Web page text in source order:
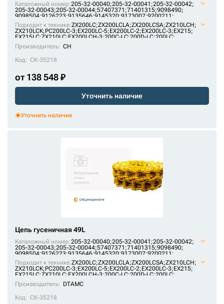
Каталожный номер:205-32-00040;205-32-00041;205-32-00042;
205-32-00043;205-32-00044;57407371;71401315;9098490;
9098504;9126223;9135646;9145320;9173007;9200211;
AT214386;
E1569801M00049;F2242367;H2542312;JRA0417;
KM1170/49;KM64/49;P2242367F;P2542312H;SI718/49;
U10246/49;VE15690849;VKM1170/49HDV;X2442345;ZKI2242367
Подходит к технике:ZX200LC;ZX200LCLA;ZX200LCSA;ZX210LCH;
ZX210LCK;PC200LC-3;EX200LC-5;EX200LC-2;EX200LC-3;EX215;
EX215LC;ZX210LC;EX200LCH-3;200C-LC;200D-LC;200LC;
PC180LLC-3
MS230LC-3
Производитель: CH
Код: СК-35218
от 138 548 ₽
Уточнить наличие
Уточнить наличие
Цепь гусеничная 49L
Каталожный номер:205-32-00040;205-32-00041;205-32-00042;
205-32-00043;205-32-00044;57407371;71401315;9098490;
9098504;9126223;9135646;9145320;9173007;9200211;
AT214386;
E1569801M00049;F2242367;H2542312;JRA0417;
KM1170/49;KM64/49;P2242367F;P2542312H;SI718/49;
U10246/49;VE15690849;VKM1170/49HDV;X2442345;ZKI2242367
Подходит к технике:ZX200LC;ZX200LCLA;ZX200LCSA;ZX210LCH;
ZX210LCK;PC200LC-3;EX200LC-5;EX200LC-2;EX200LC-3;EX215;
EX215LC;ZX210LC;EX200LCH-3;200C-LC;200D-LC;200LC;
PC180LLC-3
MS230LC-3;
Производитель: DTAMC
Код: СК-35218